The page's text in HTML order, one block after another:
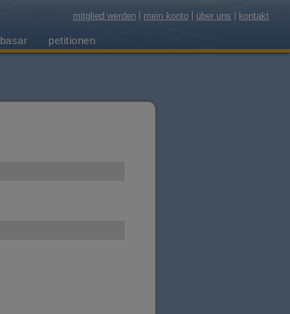
mitglied werden mein konto über uns kontakt
basar petitionen